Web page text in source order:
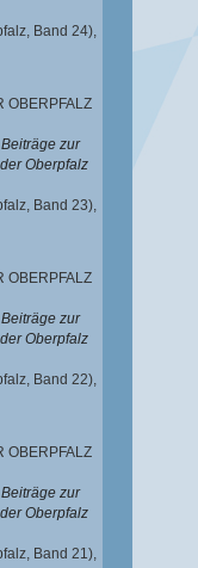
Band 24),
OBERPFALZ
Beiträge zur
Oberpfalz
Band 23),
OBERPFALZ
Beiträge zur
Oberpfalz
Band 22),
OBERPFALZ
Beiträge zur
Oberpfalz
Band 21),